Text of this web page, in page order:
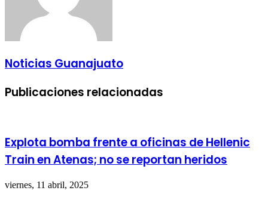
Noticias Guanajuato
Publicaciones relacionadas
Explota bomba frente a oficinas de Hellenic
Train en Atenas; no se reportan heridos
viernes, 11 abril, 2025